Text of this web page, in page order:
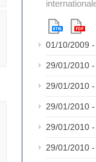
01/10/2009 -
29/01/2010 -
29/01/2010 -
29/01/2010 -
29/01/2010 -
29/01/2010 -